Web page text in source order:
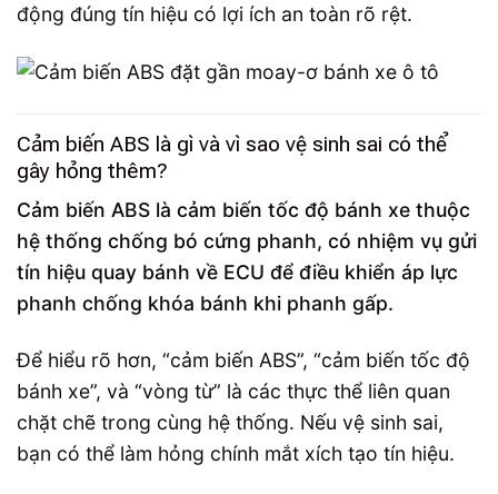
động đúng tín hiệu có lợi ích an toàn rõ rệt.
Cảm biến ABS là gì và vì sao vệ sinh sai có thể
gây hỏng thêm?
Cảm biến ABS là cảm biến tốc độ bánh xe thuộc
hệ thống chống bó cứng phanh, có nhiệm vụ gửi
tín hiệu quay bánh về ECU để điều khiển áp lực
phanh chống khóa bánh khi phanh gấp.
Để hiểu rõ hơn, “cảm biến ABS”, “cảm biến tốc độ
bánh xe”, và “vòng từ” là các thực thể liên quan
chặt chẽ trong cùng hệ thống. Nếu vệ sinh sai,
bạn có thể làm hỏng chính mắt xích tạo tín hiệu.